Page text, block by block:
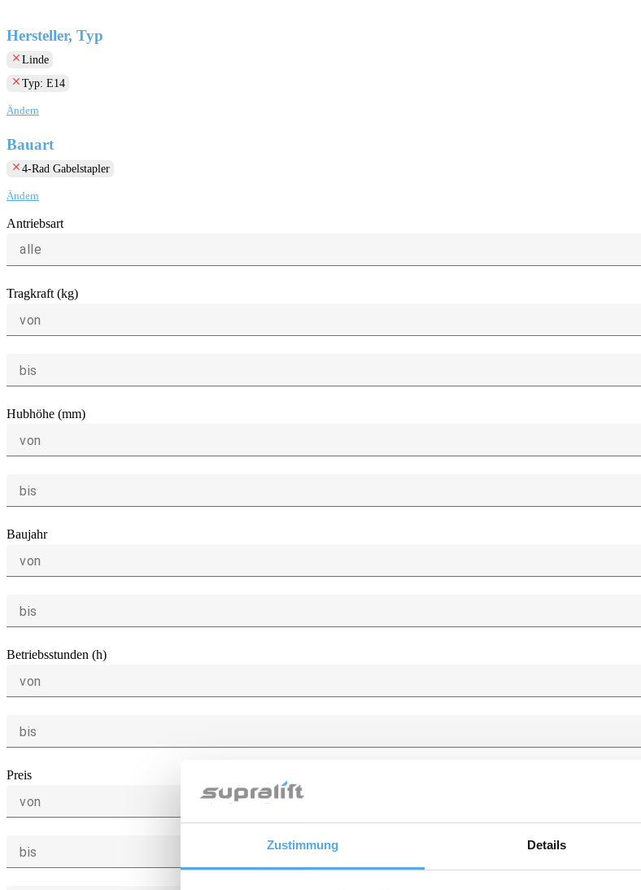
Zustimmung Details
Hersteller, Typ
clear Linde
clear Typ: E14
Ändern
Bauart
clear 4-Rad Gabelstapler
Ändern
Antriebsart
alle
Tragkraft (kg)
von
bis
Hubhöhe (mm)
von
bis
Baujahr
von
bis
Betriebsstunden (h)
von
bis
Preis
von
bis